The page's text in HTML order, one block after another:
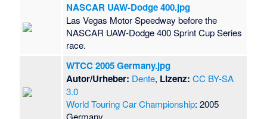
NASCAR UAW-Dodge 400.jpg
Las Vegas Motor Speedway before the
NASCAR UAW-Dodge 400 Sprint Cup Series
race.
WTCC 2005 Germany.jpg
Autor/Urheber: Dente, Lizenz: CC BY-SA
3.0
World Touring Car Championship: 2005
Germany